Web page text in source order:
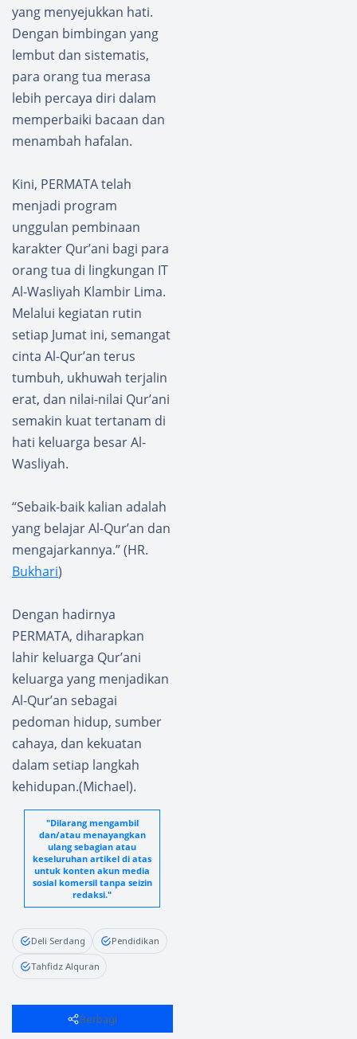
yang menyejukkan hati.
Dengan bimbingan yang
lembut dan sistematis,
para orang tua merasa
lebih percaya diri dalam
memperbaiki bacaan dan
menambah hafalan.
Kini, PERMATA telah
menjadi program
unggulan pembinaan
karakter Qur’ani bagi para
orang tua di lingkungan IT
Al-Wasliyah Klambir Lima.
Melalui kegiatan rutin
setiap Jumat ini, semangat
cinta Al-Qur’an terus
tumbuh, ukhuwah terjalin
erat, dan nilai-nilai Qur’ani
semakin kuat tertanam di
hati keluarga besar Al-
Wasliyah.
“Sebaik-baik kalian adalah
yang belajar Al-Qur’an dan
mengajarkannya.” (HR.
Bukhari)
Dengan hadirnya
PERMATA, diharapkan
lahir keluarga Qur’ani
keluarga yang menjadikan
Al-Qur’an sebagai
pedoman hidup, sumber
cahaya, dan kekuatan
dalam setiap langkah
kehidupan.(Michael).
"Dilarang mengambil
dan/atau menayangkan
ulang sebagian atau
keseluruhan artikel di atas
untuk konten akun media
sosial komersil tanpa seizin
redaksi."
Deli Serdang Pendidikan
Tahfidz Alquran
Berbagi